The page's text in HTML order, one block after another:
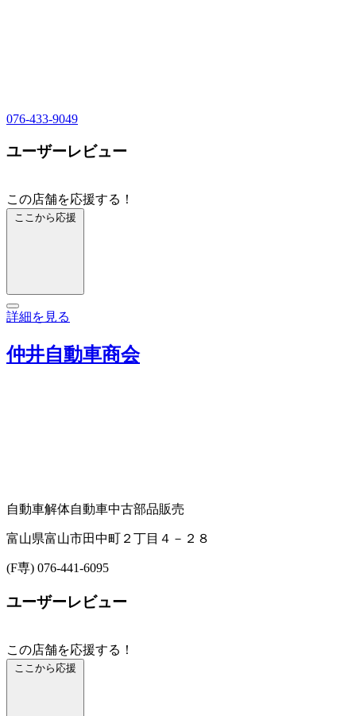
076-433-9049
ユーザーレビュー
この店舗を応援する！
ここから応援
詳細を見る
仲井自動車商会
自動車解体自動車中古部品販売
富山県富山市田中町２丁目４－２８
(F専) 076-441-6095
ユーザーレビュー
この店舗を応援する！
ここから応援